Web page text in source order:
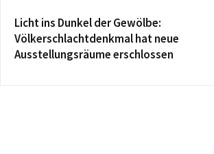
Licht ins Dunkel der Gewölbe:
Völkerschlachtdenkmal hat neue
Ausstellungsräume erschlossen